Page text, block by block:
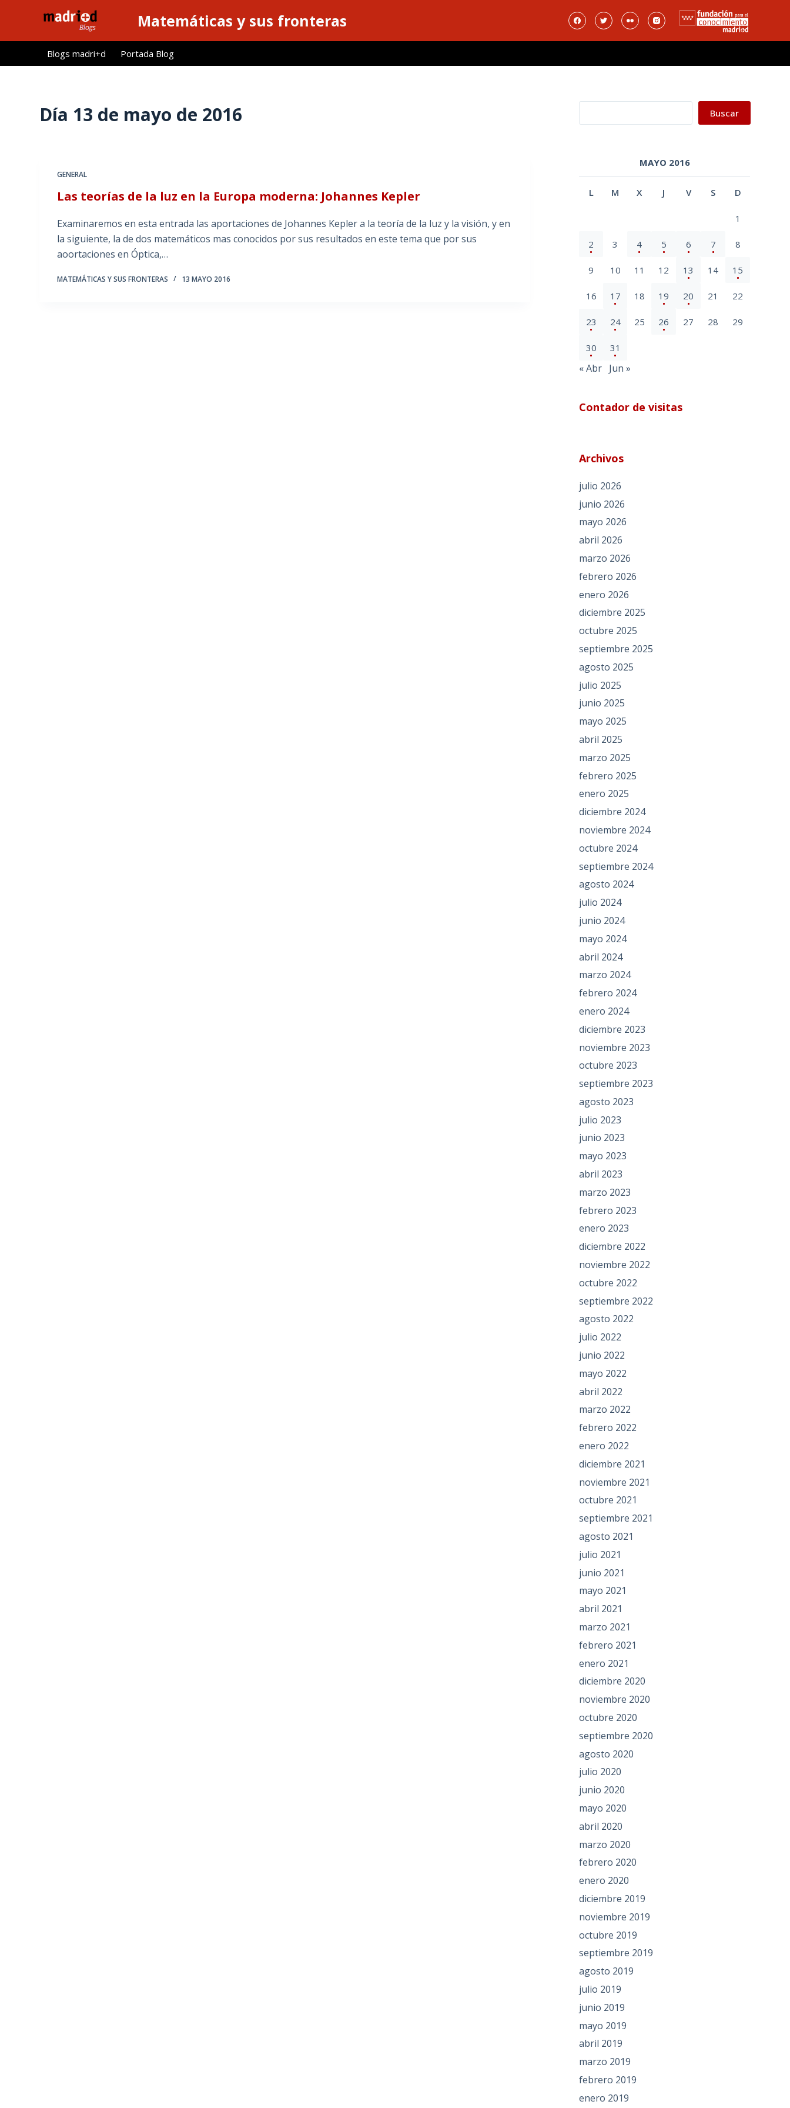
l
Matemáticas y sus fronteras
Blogs madri+d Portada Blog
Día 13 de mayo de 2016
GENERAL
Las teorías de la luz en la Europa moderna: Johannes Kepler
Examinaremos en esta entrada las aportaciones de Johannes Kepler a la teoría de la luz y la visión, y en
la siguiente, la de dos matemáticos mas conocidos por sus resultados en este tema que por sus
aoortaciones en Óptica,…
MATEMÁTICAS Y SUS FRONTERAS 13 MAYO 2016
Buscar
MAYO 2016
L M X J V S D
1
2 3 4 5 6 7 8
9 10 11 12 13 14 15
16 17 18 19 20 21 22
23 24 25 26 27 28 29
30 31
« Abr Jun »
Contador de visitas
Archivos
julio 2026
junio 2026
mayo 2026
abril 2026
marzo 2026
febrero 2026
enero 2026
diciembre 2025
octubre 2025
septiembre 2025
agosto 2025
julio 2025
junio 2025
mayo 2025
abril 2025
marzo 2025
febrero 2025
enero 2025
diciembre 2024
noviembre 2024
octubre 2024
septiembre 2024
agosto 2024
julio 2024
junio 2024
mayo 2024
abril 2024
marzo 2024
febrero 2024
enero 2024
diciembre 2023
noviembre 2023
octubre 2023
septiembre 2023
agosto 2023
julio 2023
junio 2023
mayo 2023
abril 2023
marzo 2023
febrero 2023
enero 2023
diciembre 2022
noviembre 2022
octubre 2022
septiembre 2022
agosto 2022
julio 2022
junio 2022
mayo 2022
abril 2022
marzo 2022
febrero 2022
enero 2022
diciembre 2021
noviembre 2021
octubre 2021
septiembre 2021
agosto 2021
julio 2021
junio 2021
mayo 2021
abril 2021
marzo 2021
febrero 2021
enero 2021
diciembre 2020
noviembre 2020
octubre 2020
septiembre 2020
agosto 2020
julio 2020
junio 2020
mayo 2020
abril 2020
marzo 2020
febrero 2020
enero 2020
diciembre 2019
noviembre 2019
octubre 2019
septiembre 2019
agosto 2019
julio 2019
junio 2019
mayo 2019
abril 2019
marzo 2019
febrero 2019
enero 2019